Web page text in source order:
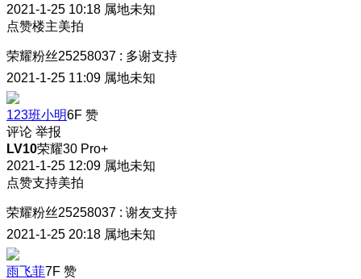
2021-1-25 10:18 属地未知
点赞楼主美拍
荣耀粉丝25258037 : 多谢支持
2021-1-25 11:09 属地未知
123班小明6F 赞
评论 举报
LV10荣耀30 Pro+
2021-1-25 12:09 属地未知
点赞支持美拍
荣耀粉丝25258037 : 谢友支持
2021-1-25 20:18 属地未知
雨飞菲7F 赞